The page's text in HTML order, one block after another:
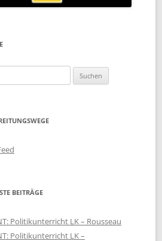
BEITRÄGE
Politikunterricht LK – Rousseau
Politikunterricht LK –